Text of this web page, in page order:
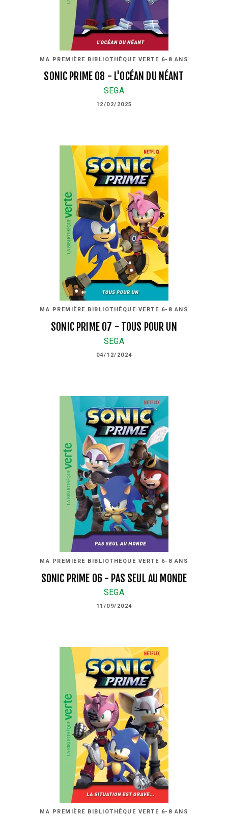
MA PREMIÈRE BIBLIOTHÈQUE VERTE 6-8 ANS
SONIC PRIME 08 - L'OCÉAN DU NÉANT
SEGA
12/02/2025
MA PREMIÈRE BIBLIOTHÈQUE VERTE 6-8 ANS
SONIC PRIME 07 - TOUS POUR UN
SEGA
04/12/2024
MA PREMIÈRE BIBLIOTHÈQUE VERTE 6-8 ANS
SONIC PRIME 06 - PAS SEUL AU MONDE
SEGA
11/09/2024
MA PREMIÈRE BIBLIOTHÈQUE VERTE 6-8 ANS